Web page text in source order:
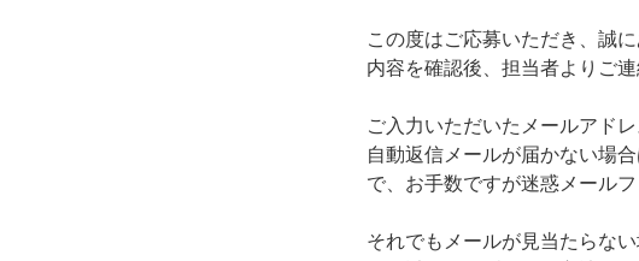
この度はご応募いただき、誠
内容を確認後、担当者よりご
ご入力いただいたメールアド
自動返信メールが届かない場
で、お手数ですが迷惑メール
それでもメールが見当たらな